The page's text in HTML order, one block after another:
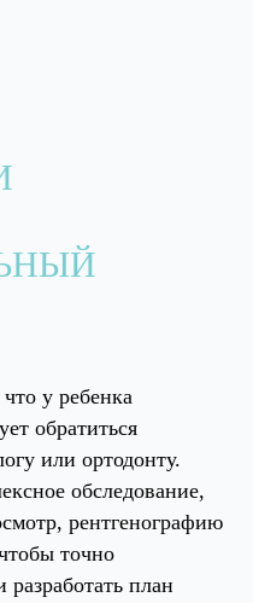
у ребенка
обратиться
или ортодонту.
обследование,
рентгенографию
точно
разработать план